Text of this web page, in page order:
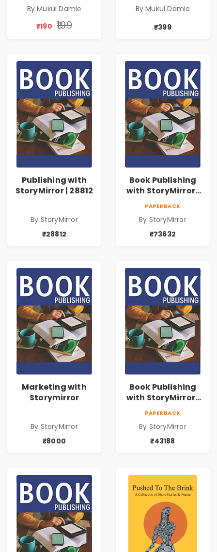
By Mukul Damle
₹190 ₹199
By Mukul Damle
₹399
Publishing with
StoryMirror | 28812
By StoryMirror
₹28812
Book Publishing
with StoryMirror |
PAPERBACK
By StoryMirror
₹73632
Marketing with
Storymirror
By StoryMirror
₹8000
Book Publishing
with StoryMirror |
PAPERBACK
By StoryMirror
₹43188